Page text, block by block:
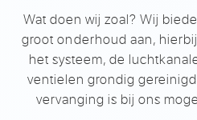
Wat doen wij zoal? Wij
groot onderhoud aan,
het systeem, de
ventielen grondig
vervanging is bij ons